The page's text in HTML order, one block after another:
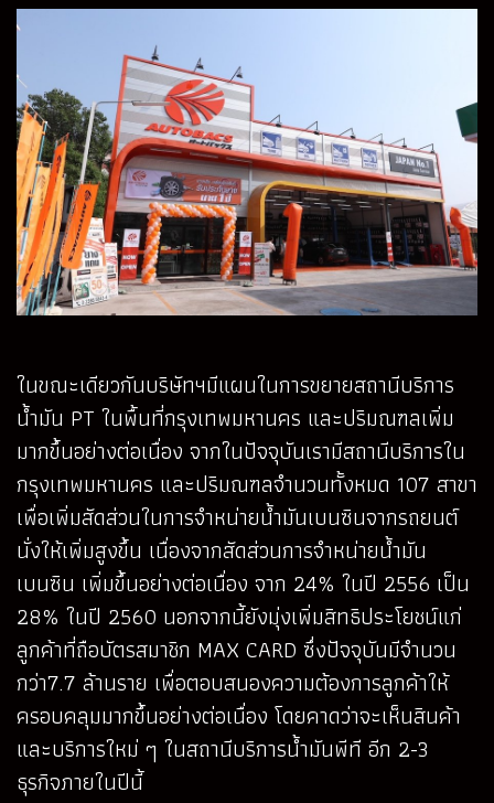
ในขณะเดียวกันบริษัทฯมีแผนในการขยายสถานีบริการ
น้ำมัน PT ในพื้นที่กรุงเทพมหานคร และปริมณฑลเพิ่ม
มากขึ้นอย่างต่อเนื่อง จากในปัจจุบันเรามีสถานีบริการใน
กรุงเทพมหานคร และปริมณฑลจำนวนทั้งหมด 107 สาขา
เพื่อเพิ่มสัดส่วนในการจำหน่ายน้ำมันเบนซินจากรถยนต์
นั่งให้เพิ่มสูงขึ้น เนื่องจากสัดส่วนการจำหน่ายน้ำมัน
เบนซิน เพิ่มขึ้นอย่างต่อเนื่อง จาก 24% ในปี 2556 เป็น
28% ในปี 2560 นอกจากนี้ยังมุ่งเพิ่มสิทธิประโยชน์แก่
ลูกค้าที่ถือบัตรสมาชิก MAX CARD ซึ่งปัจจุบันมีจำนวน
กว่า7.7 ล้านราย เพื่อตอบสนองความต้องการลูกค้าให้
ครอบคลุมมากขึ้นอย่างต่อเนื่อง โดยคาดว่าจะเห็นสินค้า
และบริการใหม่ ๆ ในสถานีบริการน้ำมันพีที อีก 2-3
ธุรกิจภายในปีนี้